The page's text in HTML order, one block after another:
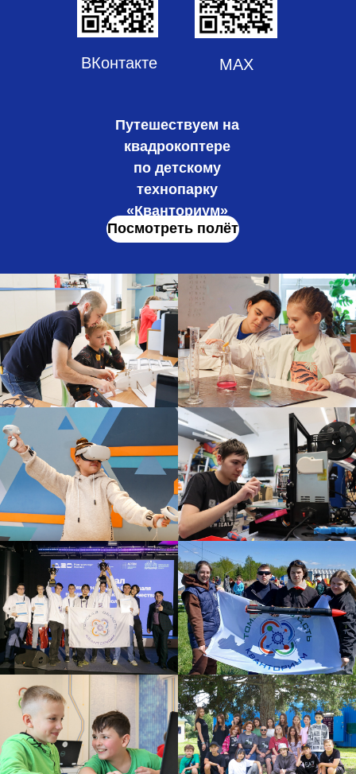
ВКонтакте МАХ
Путешествуем на
квадрокоптере
по детскому
технопарку
«Кванториум»
Посмотреть полёт